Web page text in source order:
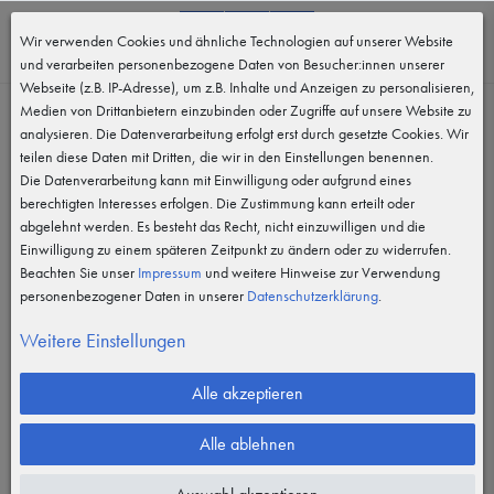
MENÜ
Wir verwenden Cookies und ähnliche Technologien auf unserer Website
und verarbeiten personenbezogene Daten von Besucher:innen unserer
Webseite (z.B. IP-Adresse), um z.B. Inhalte und Anzeigen zu personalisieren,
Medien von Drittanbietern einzubinden oder Zugriffe auf unsere Website zu
analysieren. Die Datenverarbeitung erfolgt erst durch gesetzte Cookies. Wir
teilen diese Daten mit Dritten, die wir in den Einstellungen benennen.
Die Datenverarbeitung kann mit Einwilligung oder aufgrund eines
berechtigten Interesses erfolgen. Die Zustimmung kann erteilt oder
abgelehnt werden. Es besteht das Recht, nicht einzuwilligen und die
Einwilligung zu einem späteren Zeitpunkt zu ändern oder zu widerrufen.
Beachten Sie unser Impressum und weitere Hinweise zur Verwendung
personenbezogener Daten in unserer Daten­schutz­erklärung.
Weitere Einstellungen
Alle akzeptieren
Alle ablehnen